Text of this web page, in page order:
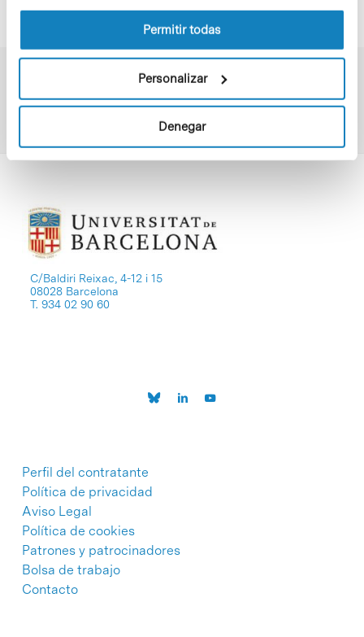
la Política de cookies del sitio web.
Permitir todas
Personalizar
Denegar
C/Baldiri Reixac, 4-12 i 15
08028 Barcelona
T. 934 02 90 60
Perfil del contratante
Política de privacidad
Aviso Legal
Política de cookies
Patrones y patrocinadores
Bolsa de trabajo
Contacto